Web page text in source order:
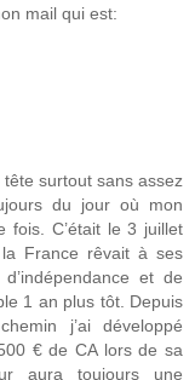
mail qui est:
surtout sans assez
du jour où mon
fois. C’était le 3 juillet
France rêvait à ses
et de
1 an plus tôt. Depuis
j’ai développé
€ de CA lors de sa
aura toujours une